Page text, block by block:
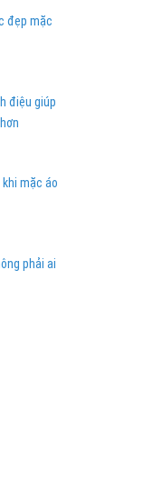
đẹp mặc
điệu giúp
mặc áo
phải ai